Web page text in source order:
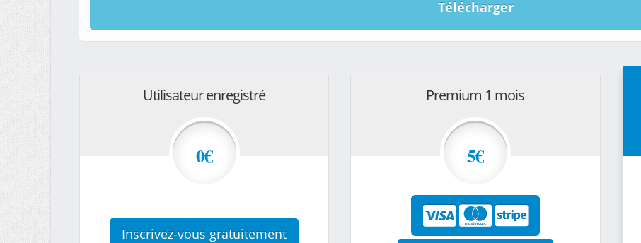
Télécharger
Utilisateur enregistré
0€
Inscrivez-vous gratuitement
Premium 1 mois
5€